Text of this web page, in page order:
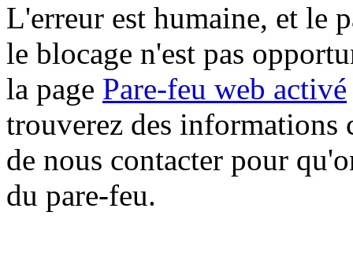
L'erreur est humaine, et le
le blocage n'est pas
la page Pare-feu web activé
trouverez des informations
de nous contacter pour
du pare-feu.